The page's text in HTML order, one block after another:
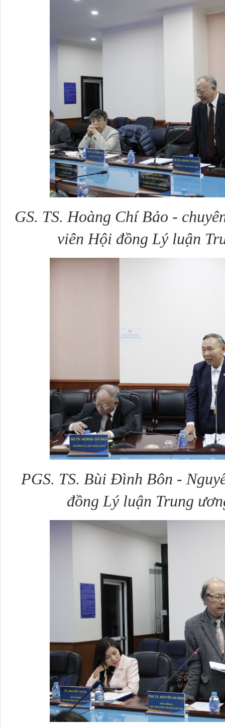
GS. TS. Hoàng Chí Bảo -
viên Hội đồng Lý luận
PGS. TS. Bùi Đình Bôn -
đồng Lý luận Trung